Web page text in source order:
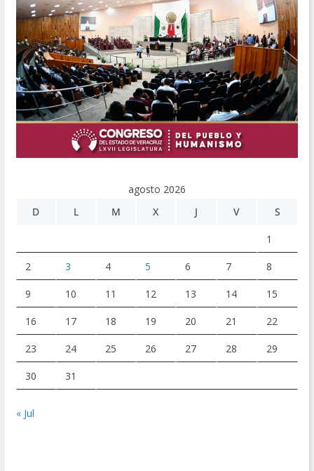
agosto 2026
D
L M X J V S
1
2 3 4 5 6 7 8
9 10 11 12 13 14 15
16 17 18 19 20 21 22
23 24 25 26 27 28 29
30 31
« Jul